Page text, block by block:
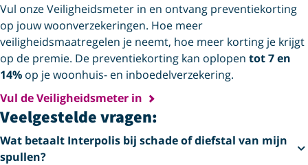
Vul onze Veiligheidsmeter in en ontvang preventiekorting
op jouw woonverzekeringen. Hoe meer
veiligheidsmaatregelen je neemt, hoe meer korting je krijgt
op de premie. De preventiekorting kan oplopen tot 7 en
14% op je woonhuis- en inboedelverzekering.
Vul de Veiligheidsmeter in
Veelgestelde vragen:
Wat betaalt Interpolis bij schade of diefstal van mijn
spullen?